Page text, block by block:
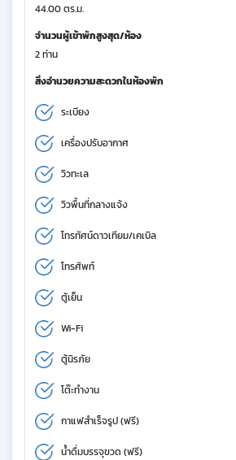
44.00 ตร.ม.
จำนวนผู้เข้าพักสูงสุด/ห้อง
2 ท่าน
สิ่งอำนวยความสะดวกในห้องพัก
ระเบียง
เครื่องปรับอากาศ
วิวทะเล
วิวพื้นที่กลางแจ้ง
โทรทัศน์ดาวเทียม/เคเบิล
โทรศัพท์
ตู้เย็น
Wi-Fi
ตู้นิรภัย
โต๊ะทำงาน
กาแฟสำเร็จรูป (ฟรี)
น้ำดื่มบรรจุขวด (ฟรี)